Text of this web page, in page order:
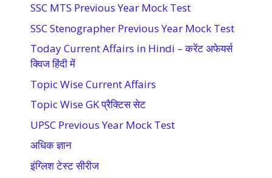
SSC MTS Previous Year Mock Test
SSC Stenographer Previous Year Mock Test
Today Current Affairs in Hindi – करेंट अफेयर्स
क्विज हिंदी में
Topic Wise Current Affairs
Topic Wise GK प्रैक्टिस सेट
UPSC Previous Year Mock Test
अधिक ज्ञान
इंग्लिश टेस्ट सीरीज